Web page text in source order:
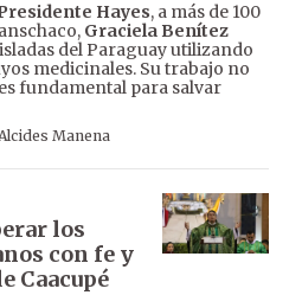
Hayes, a más de 100
Graciela Benítez
del Paraguay utilizando
medicinales. Su trabajo no
fundamental para salvar
Manena
los
con fe y
Caacupé